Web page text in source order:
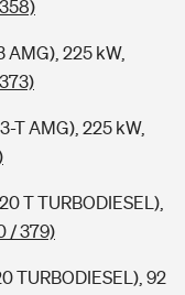
AMG), 225 kW,
T AMG), 225 kW,
T TURBODIESEL),
/ 379)
TURBODIESEL), 92